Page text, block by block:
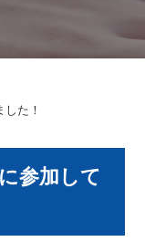
た！
参加して